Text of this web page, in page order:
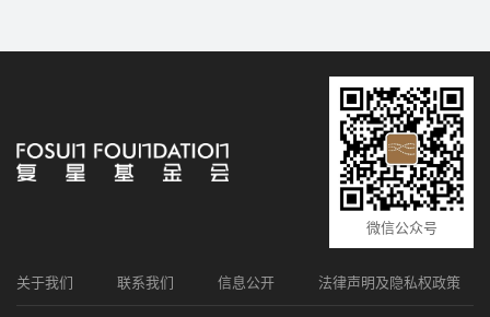
微信公众号
关于我们 联系我们 信息公开 法律声明及隐私权政策